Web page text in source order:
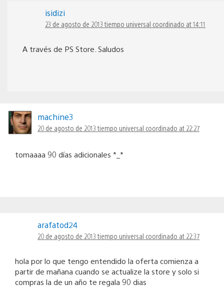
isidizi
23 de agosto de 2013 tiempo universal coordinado at 14:11
A través de PS Store. Saludos
machine3
20 de agosto de 2013 tiempo universal coordinado at 22:27
tomaaaa 90 días adicionales *_*
arafatod24
20 de agosto de 2013 tiempo universal coordinado at 22:37
hola por lo que tengo entendido la oferta comienza a
partir de mañana cuando se actualize la store y solo si
compras la de un año te regala 90 dias